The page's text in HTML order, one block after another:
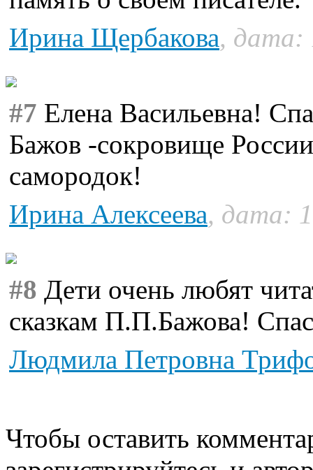
Ирина Щербакова, дата:
#7 Елена Васильевна!
Бажов -сокровище
самородок!
Ирина Алексеева, дата:
#8 Дети очень любят
сказкам П.П.Бажова!
Людмила Петровна
Чтобы оставить